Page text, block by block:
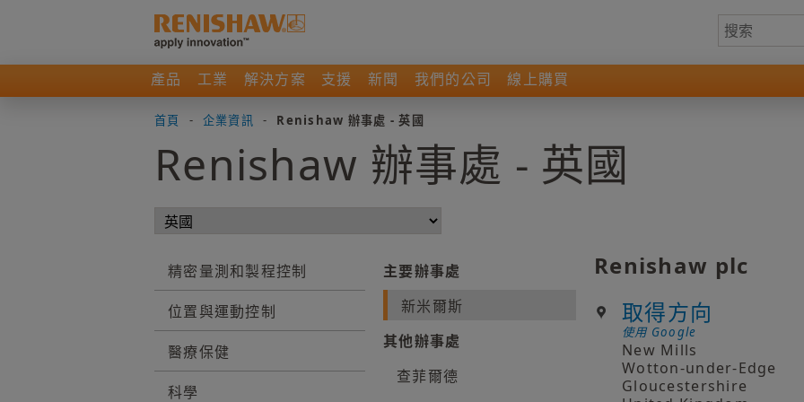
產品 工業 解決方案 支援 新聞 我們的公司 線上購買
首頁 - 企業資訊 - Renishaw 辦事處 - 英國
Renishaw 辦事處 - 英國
精密量測和製程控制
位置與運動控制
醫療保健
科學
主要辦事處
新米爾斯
其他辦事處
查菲爾德
Renishaw plc
取得方向
使用 Google
New Mills
Wotton-under-Edge
Gloucestershire